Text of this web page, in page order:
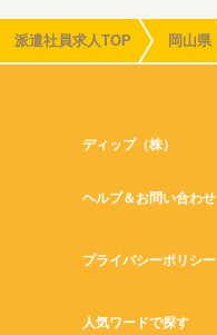
派遣社員求人TOP 岡山県
ディップ（株）
ヘルプ＆お問い合わせ
プライバシーポリシー
人気ワードで探す